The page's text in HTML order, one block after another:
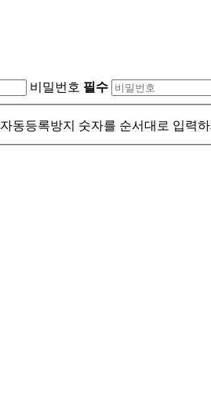
비밀번호 필수
자동등록방지 숫자를 순서대로 입력